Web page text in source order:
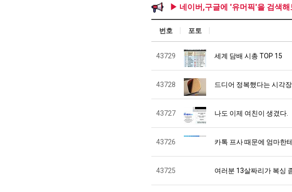
▶ 네이버,구글에 '유머픽'을 검색해
번호 포토
43729 세계 담배 시총 TOP 15
43728 드디어 정복했다는 시각
43727 나도 이제 여친이 생겼다.
43726 카톡 프사 때문에 엄마한
43725 여러분 13살짜리가 복싱